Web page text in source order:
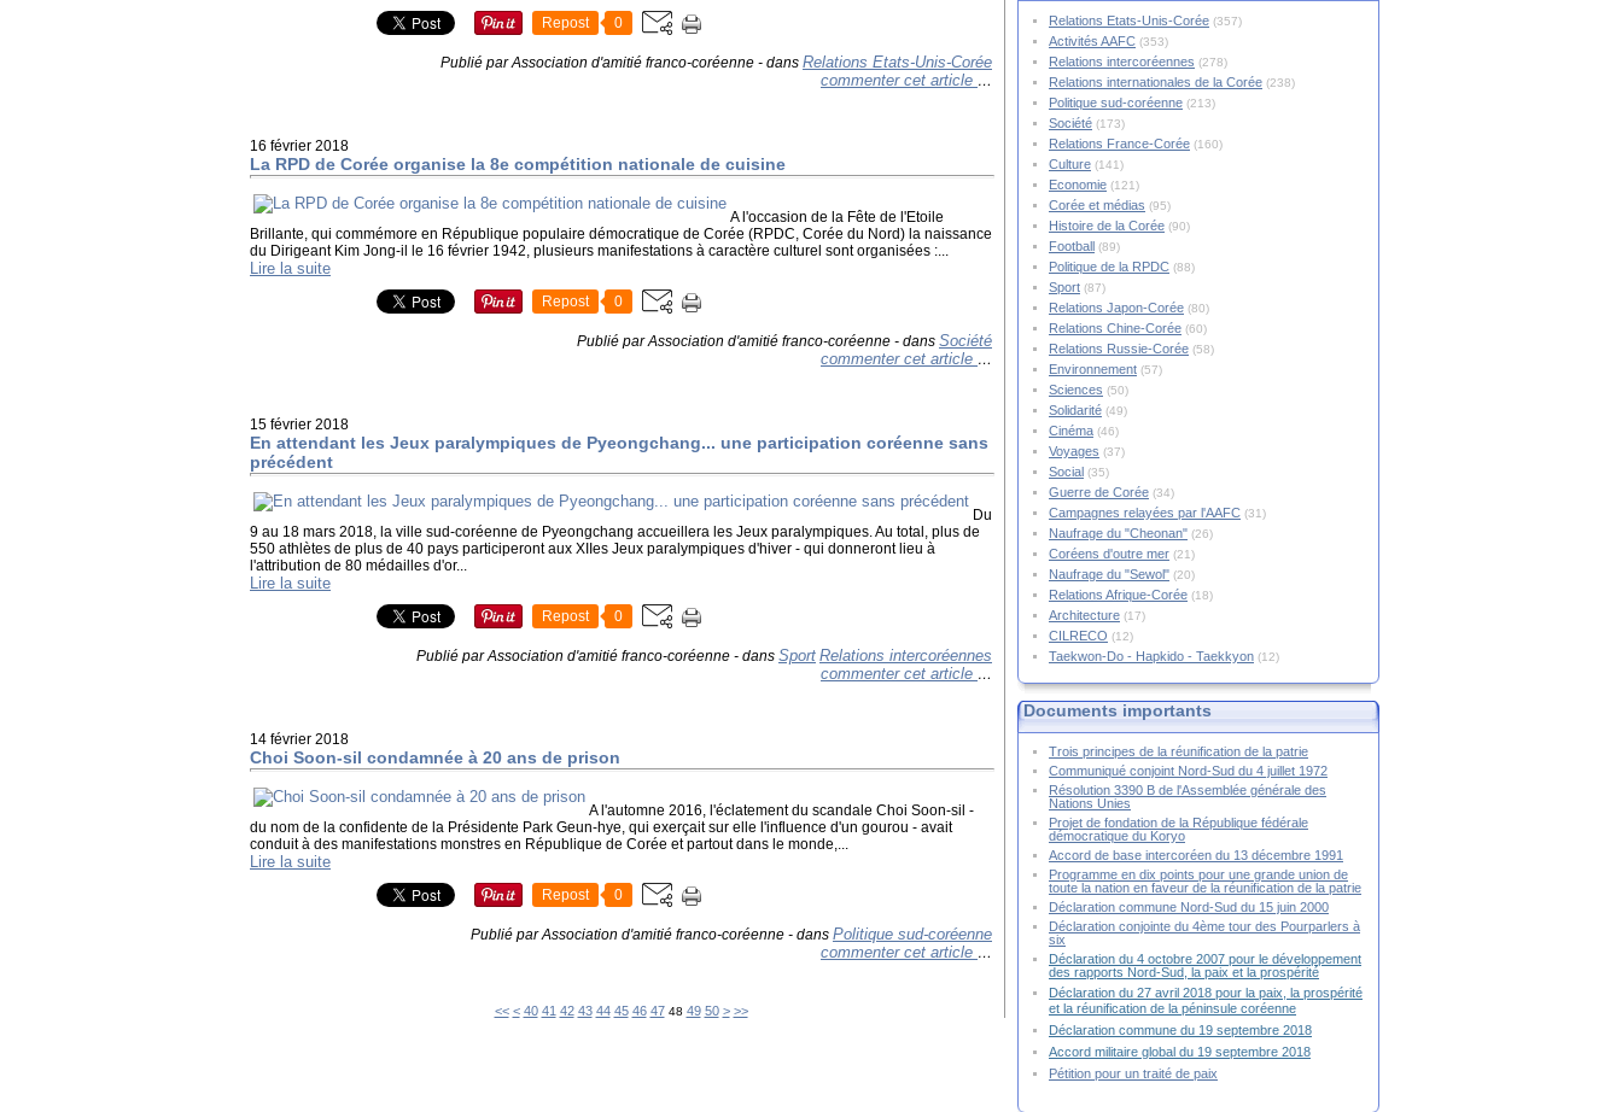
Repost 0
Publié par Association d'amitié franco-coréenne - dans Relations Etats-Unis-Corée
commenter cet article …
16 février 2018
La RPD de Corée organise la 8e compétition nationale de cuisine
A l'occasion de la Fête de l'Etoile
Brillante, qui commémore en République populaire démocratique de Corée (RPDC, Corée du Nord) la naissance
du Dirigeant Kim Jong-il le 16 février 1942, plusieurs manifestations à caractère culturel sont organisées :...
Lire la suite
Repost 0
Publié par Association d'amitié franco-coréenne - dans Société
commenter cet article …
15 février 2018
En attendant les Jeux paralympiques de Pyeongchang... une participation coréenne sans
précédent
Du
9 au 18 mars 2018, la ville sud-coréenne de Pyeongchang accueillera les Jeux paralympiques. Au total, plus de
550 athlètes de plus de 40 pays participeront aux XIIes Jeux paralympiques d'hiver - qui donneront lieu à
l'attribution de 80 médailles d'or...
Lire la suite
Repost 0
Publié par Association d'amitié franco-coréenne - dans Sport Relations intercoréennes
commenter cet article …
14 février 2018
Choi Soon-sil condamnée à 20 ans de prison
A l'automne 2016, l'éclatement du scandale Choi Soon-sil -
du nom de la confidente de la Présidente Park Geun-hye, qui exerçait sur elle l'influence d'un gourou - avait
conduit à des manifestations monstres en République de Corée et partout dans le monde,...
Lire la suite
Repost 0
Publié par Association d'amitié franco-coréenne - dans Politique sud-coréenne
commenter cet article …
<< < 10
20
30
40 41 42 43 44 45 46 47 48 49 50 60
70
80
90
100
200
> >>
Relations Etats-Unis-Corée (357)
Activités AAFC (353)
Relations intercoréennes (278)
Relations internationales de la Corée (238)
Politique sud-coréenne (213)
Société (173)
Relations France-Corée (160)
Culture (141)
Economie (121)
Corée et médias (95)
Histoire de la Corée (90)
Football (89)
Politique de la RPDC (88)
Sport (87)
Relations Japon-Corée (80)
Relations Chine-Corée (60)
Relations Russie-Corée (58)
Environnement (57)
Sciences (50)
Solidarité (49)
Cinéma (46)
Voyages (37)
Social (35)
Guerre de Corée (34)
Campagnes relayées par l'AAFC (31)
Naufrage du "Cheonan" (26)
Coréens d'outre mer (21)
Naufrage du "Sewol" (20)
Relations Afrique-Corée (18)
Architecture (17)
CILRECO (12)
Taekwon-Do - Hapkido - Taekkyon (12)
Documents importants
Trois principes de la réunification de la patrie
Communiqué conjoint Nord-Sud du 4 juillet 1972
Résolution 3390 B de l'Assemblée générale des
Nations Unies
Projet de fondation de la République fédérale
démocratique du Koryo
Accord de base intercoréen du 13 décembre 1991
Programme en dix points pour une grande union de
toute la nation en faveur de la réunification de la patrie
Déclaration commune Nord-Sud du 15 juin 2000
Déclaration conjointe du 4ème tour des Pourparlers à
six
Déclaration du 4 octobre 2007 pour le développement
des rapports Nord-Sud, la paix et la prospérité
Déclaration du 27 avril 2018 pour la paix, la prospérité
et la réunification de la péninsule coréenne
Déclaration commune du 19 septembre 2018
Accord militaire global du 19 septembre 2018
Pétition pour un traité de paix